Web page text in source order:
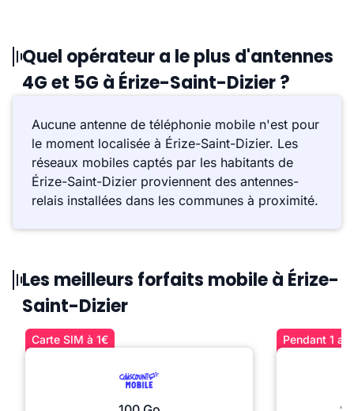
Quel opérateur a le plus d'antennes
4G et 5G à Érize-Saint-Dizier ?
Aucune antenne de téléphonie mobile n'est pour
le moment localisée à Érize-Saint-Dizier. Les
réseaux mobiles captés par les habitants de
Érize-Saint-Dizier proviennent des antennes-
relais installées dans les communes à proximité.
Les meilleurs forfaits mobile à Érize-
Saint-Dizier
Carte SIM à 1€ Pendant 1